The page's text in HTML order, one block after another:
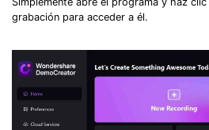
grabación para acceder a él.